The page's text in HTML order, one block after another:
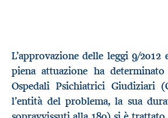
L’approvazione delle leggi 9/2012
piena attuazione ha
Ospedali Psichiatrici Giudiziari
l’entità del problema, la sua